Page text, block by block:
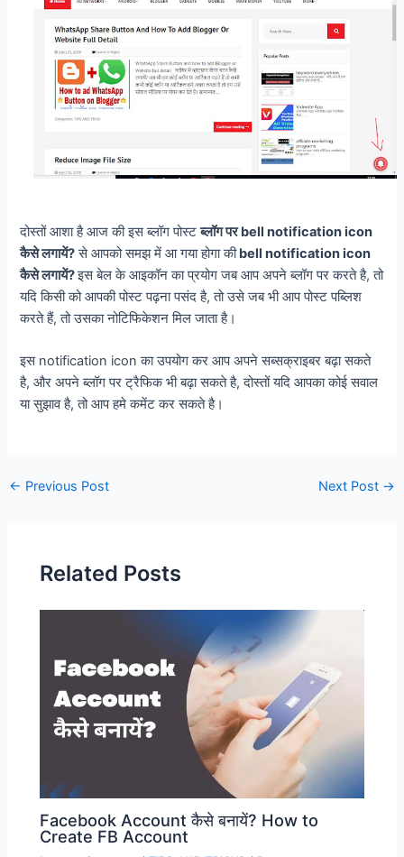
दोस्तों आशा है आज की इस ब्लॉग पोस्टब्लॉग पर bell notification icon
कैसे लगायें?से आपको समझ में आ गया होगा कीbell notification icon
कैसे लगायें?इस बेल के आइकॉन का प्रयोग जब आप अपने ब्लॉग पर करते है, तो
यदि किसी को आपकी पोस्ट पढ़ना पसंद है, तो उसे जब भी आप पोस्ट पब्लिश
करते हैं, तो उसका नोटिफिकेशन मिल जाता है।
इस notification icon का उपयोग कर आप अपने सब्सक्राइबर बढ़ा सकते
है, और अपने ब्लॉग पर ट्रैफिक भी बढ़ा सकते है, दोस्तों यदि आपका कोई सवाल
या सुझाव है, तो आप हमे कमेंट कर सकते है।
Post
← Previous Post Next Post →
Related Posts
Facebook Account कैसे बनायें? How to
Create FB Account